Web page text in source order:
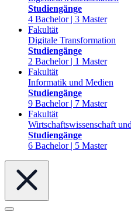
Studiengänge
4 Bachelor | 3 Master
Fakultät
Digitale Transformation
Studiengänge
2 Bachelor | 1 Master
Fakultät
Informatik und Medien
Studiengänge
9 Bachelor | 7 Master
Fakultät
Wirtschaftswissenschaft
Studiengänge
6 Bachelor | 5 Master